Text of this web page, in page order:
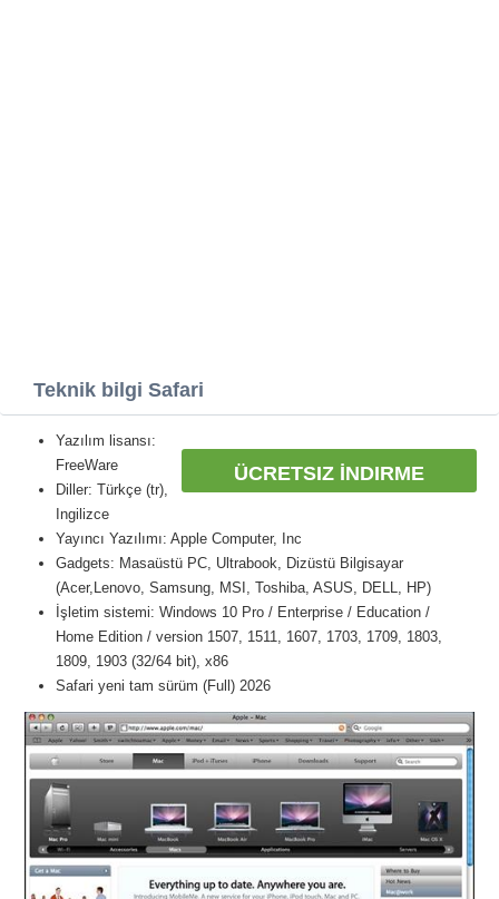
Teknik bilgi Safari
ÜCRETSIZ İNDIRME
Yazılım lisansı:
FreeWare
Diller: Türkçe (tr),
Ingilizce
Yayıncı Yazılımı: Apple Computer, Inc
Gadgets: Masaüstü PC, Ultrabook, Dizüstü Bilgisayar
(Acer,Lenovo, Samsung, MSI, Toshiba, ASUS, DELL, HP)
İşletim sistemi: Windows 10 Pro / Enterprise / Education /
Home Edition / version 1507, 1511, 1607, 1703, 1709, 1803,
1809, 1903 (32/64 bit), x86
Safari yeni tam sürüm (Full) 2026